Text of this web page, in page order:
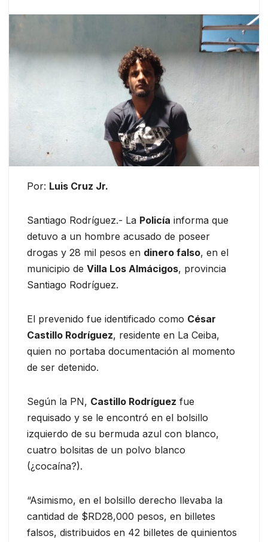
Por: Luis Cruz Jr.
Santiago Rodríguez.- La Policía informa que
detuvo a un hombre acusado de poseer
drogas y 28 mil pesos en dinero falso, en el
municipio de Villa Los Almácigos, provincia
Santiago Rodríguez.
El prevenido fue identificado como César
Castillo Rodríguez, residente en La Ceiba,
quien no portaba documentación al momento
de ser detenido.
Según la PN, Castillo Rodríguez fue
requisado y se le encontró en el bolsillo
izquierdo de su bermuda azul con blanco,
cuatro bolsitas de un polvo blanco
(¿cocaína?).
“Asimismo, en el bolsillo derecho llevaba la
cantidad de $RD28,000 pesos, en billetes
falsos, distribuidos en 42 billetes de quinientos